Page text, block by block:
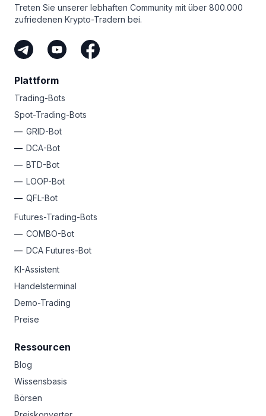
Treten Sie unserer lebhaften Community mit über 800.000
zufriedenen Krypto-Tradern bei.
Plattform
Trading-Bots
Spot-Trading-Bots
GRID-Bot
DCA-Bot
BTD-Bot
LOOP-Bot
QFL-Bot
Futures-Trading-Bots
COMBO-Bot
DCA Futures-Bot
KI-Assistent
Handelsterminal
Demo-Trading
Preise
Ressourcen
Blog
Wissensbasis
Börsen